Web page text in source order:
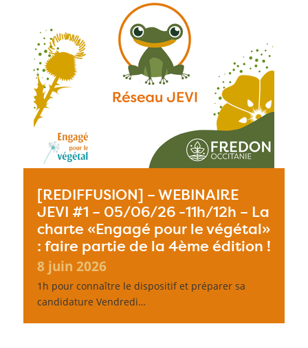
[REDIFFUSION] – WEBINAIRE
JEVI #1 – 05/06/26 -11h/12h – La
charte «Engagé pour le végétal»
: faire partie de la 4ème édition !
8 juin 2026
1h pour connaître le dispositif et préparer sa
candidature Vendredi…